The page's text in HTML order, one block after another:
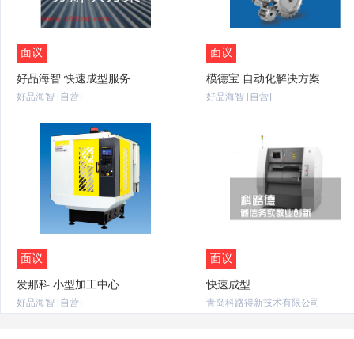
面议
好品海智 快速成型服务
好品海智 [自营]
面议
模德宝 自动化解决方案
好品海智 [自营]
面议
发那科 小型加工中心
好品海智 [自营]
面议
快速成型
青岛科路得新技术有限公司